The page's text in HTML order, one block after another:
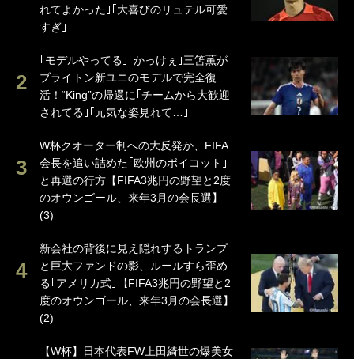
れてよかった｣｢大喜びのリュテル可愛
すぎ｣
｢モデルやってる｣｢かっけぇ｣三笘薫が
ブライトン新ユニのモデルで完全復
活！“King”の帰還に｢チームから大歓迎
されてる｣｢元気な姿見れて…｣
W杯クオーター制への大反発か、FIFA
会長を追い詰めた｢欧州のボイコット｣
と再選の行方【FIFA3兆円の野望と2度
のオウンゴール、来年3月の会長選】
(3)
新会社の背後に見え隠れするトランプ
と巨大ファンドの影、ルールすら歪め
る｢アメリカ式｣【FIFA3兆円の野望と2
度のオウンゴール、来年3月の会長選】
(2)
【W杯】日本代表FW上田綺世の爆美女